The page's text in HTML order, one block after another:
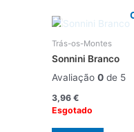
Trás-os-Montes
Sonnini Branco
Avaliação 0de 5
3,96 €
Esgotado